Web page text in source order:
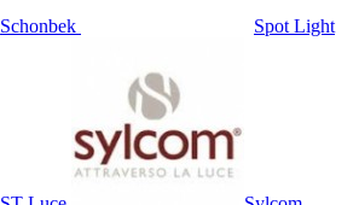
Schonbek Spot Light